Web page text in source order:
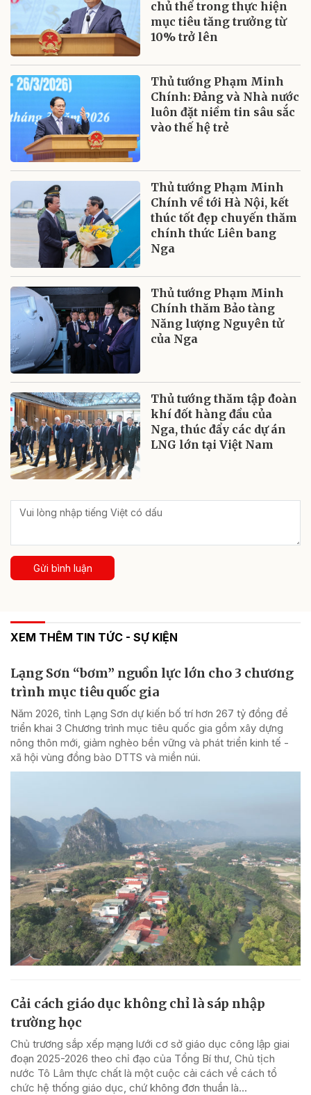
chủ thể trong thực hiện
mục tiêu tăng trưởng từ
10% trở lên
Thủ tướng Phạm Minh
Chính: Đảng và Nhà nước
luôn đặt niềm tin sâu sắc
vào thế hệ trẻ
Thủ tướng Phạm Minh
Chính về tới Hà Nội, kết
thúc tốt đẹp chuyến thăm
chính thức Liên bang
Nga
Thủ tướng Phạm Minh
Chính thăm Bảo tàng
Năng lượng Nguyên tử
của Nga
Thủ tướng thăm tập đoàn
khí đốt hàng đầu của
Nga, thúc đẩy các dự án
LNG lớn tại Việt Nam
Gửi bình luận
XEM THÊM TIN TỨC - SỰ KIỆN
Lạng Sơn “bơm” nguồn lực lớn cho 3 chương
trình mục tiêu quốc gia
Năm 2026, tỉnh Lạng Sơn dự kiến bố trí hơn 267 tỷ đồng để
triển khai 3 Chương trình mục tiêu quốc gia gồm xây dựng
nông thôn mới, giảm nghèo bền vững và phát triển kinh tế -
xã hội vùng đồng bào DTTS và miền núi.
Cải cách giáo dục không chỉ là sáp nhập
trường học
Chủ trương sắp xếp mạng lưới cơ sở giáo dục công lập giai
đoạn 2025-2026 theo chỉ đạo của Tổng Bí thư, Chủ tịch
nước Tô Lâm thực chất là một cuộc cải cách về cách tổ
chức hệ thống giáo dục, chứ không đơn thuần là...